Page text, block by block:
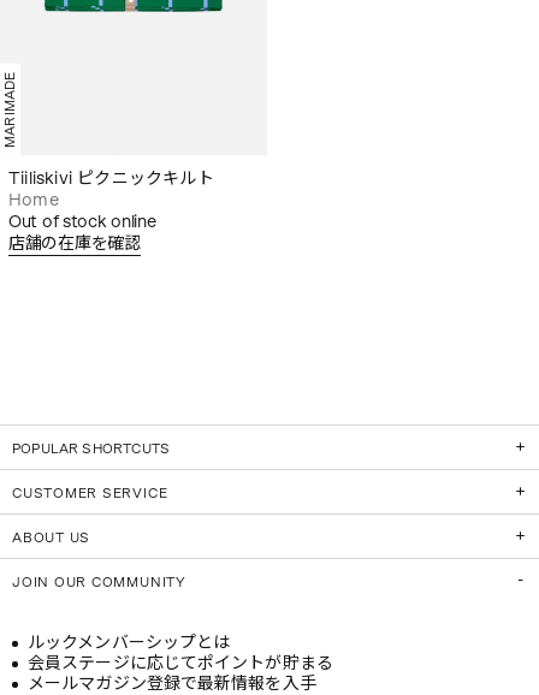
MARIMADE
Tiiliskivi ピクニックキルト
Home
Out of stock online
店舗の在庫を確認
POPULAR SHORTCUTS
CUSTOMER SERVICE
ABOUT US
JOIN OUR COMMUNITY
ルックメンバーシップとは
会員ステージに応じてポイントが貯まる
メールマガジン登録で最新情報を入手